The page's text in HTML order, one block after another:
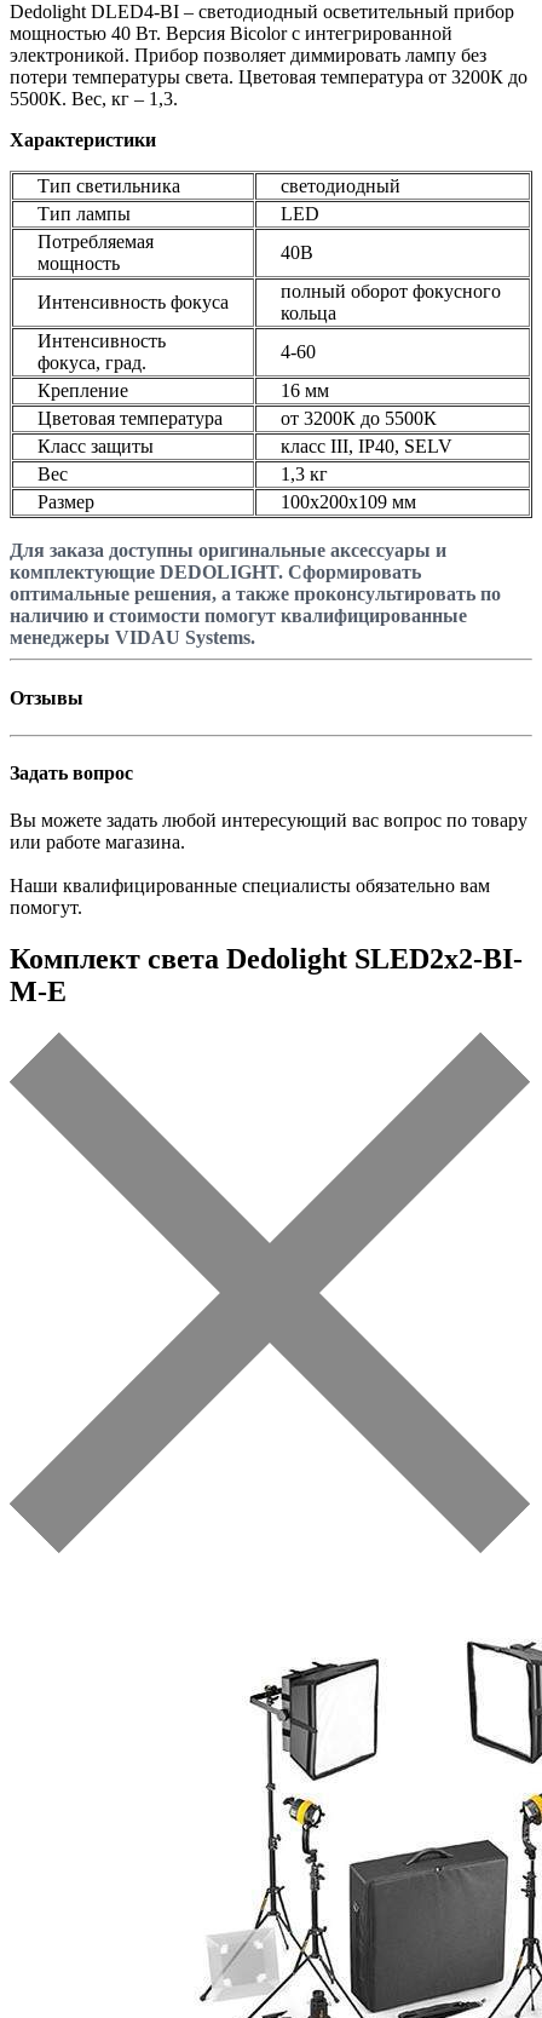
Dedolight DLED4-BI – светодиодный осветительный прибор
мощностью 40 Вт. Версия Bicolor с интегрированной
электроникой. Прибор позволяет диммировать лампу без
потери температуры света. Цветовая температура от 3200К до
5500К. Вес, кг – 1,3.
Характеристики
Тип светильника
светодиодный
Тип лампы
LED
Потребляемая
мощность
40В
Интенсивность фокуса
полный оборот фокусного
кольца
Интенсивность
фокуса, град.
4-60
Крепление
16 мм
Цветовая температура
от 3200К до 5500К
Класс защиты
класс III, IP40, SELV
Вес
1,3 кг
Размер
100x200x109 мм
Для заказа доступны оригинальные аксессуары и
комплектующие DEDOLIGHT. Сформировать
оптимальные решения, а также проконсультировать по
наличию и стоимости помогут квалифицированные
менеджеры VIDAU Systems.
Отзывы
Задать вопрос
Вы можете задать любой интересующий вас вопрос по товару
или работе магазина.
Наши квалифицированные специалисты обязательно вам
помогут.
Комплект света Dedolight SLED2x2-BI-
M-E